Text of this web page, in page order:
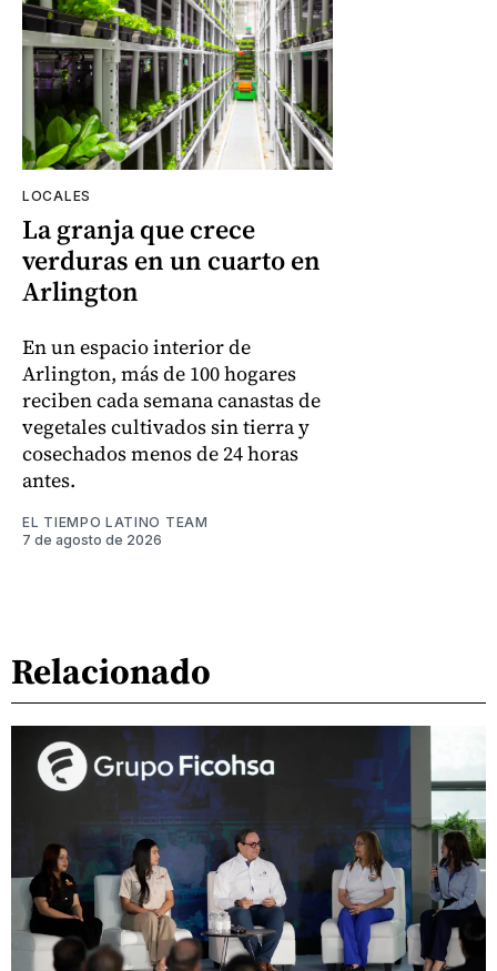
LOCALES
La granja que crece
verduras en un cuarto en
Arlington
En un espacio interior de
Arlington, más de 100 hogares
reciben cada semana canastas de
vegetales cultivados sin tierra y
cosechados menos de 24 horas
antes.
EL TIEMPO LATINO TEAM
7 de agosto de 2026
Relacionado